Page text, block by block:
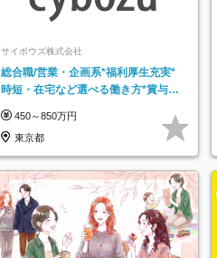
サイボウズ株式会社
総合職/営業・企画系*福利厚生充実*
時短・在宅など選べる働き方*賞与年
450～850万円
東京都